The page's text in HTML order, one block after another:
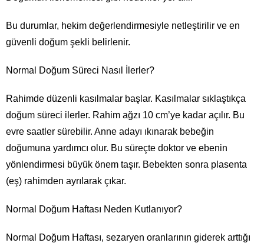
Bu durumlar, hekim değerlendirmesiyle netleştirilir ve en
güvenli doğum şekli belirlenir.
Normal Doğum Süreci Nasıl İlerler?
Rahimde düzenli kasılmalar başlar. Kasılmalar sıklaştıkça
doğum süreci ilerler. Rahim ağzı 10 cm’ye kadar açılır. Bu
evre saatler sürebilir. Anne adayı ıkınarak bebeğin
doğumuna yardımcı olur. Bu süreçte doktor ve ebenin
yönlendirmesi büyük önem taşır. Bebekten sonra plasenta
(eş) rahimden ayrılarak çıkar.
Normal Doğum Haftası Neden Kutlanıyor?
Normal Doğum Haftası, sezaryen oranlarının giderek arttığı